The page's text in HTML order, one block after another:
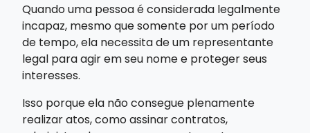
Quando uma pessoa é considerada legalmente
incapaz, mesmo que somente por um período
de tempo, ela necessita de um representante
legal para agir em seu nome e proteger seus
interesses.
Isso porque ela não consegue plenamente
realizar atos, como assinar contratos,